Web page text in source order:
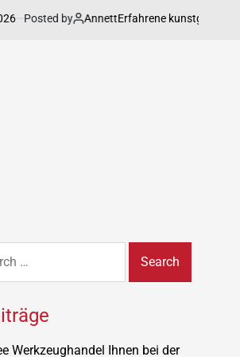
by AnnettErfahrene kunstgalerie
Werkzeughandel Ihnen bei der